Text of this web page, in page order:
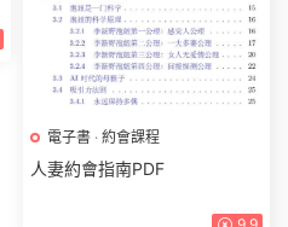
電子書 · 約會課程
人妻約會指南PDF